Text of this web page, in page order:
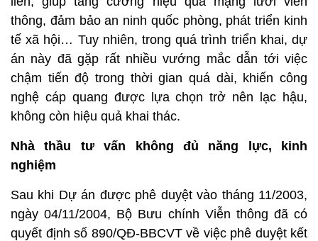
thông, đảm bảo an ninh quốc phòng, phát triển kinh
tế xã hội… Tuy nhiên, trong quá trình triển khai, dự
án này đã gặp rất nhiều vướng mắc dẫn tới việc
chậm tiến độ trong thời gian quá dài, khiến công
nghệ cáp quang được lựa chọn trở nên lạc hậu,
không còn hiệu quả khai thác.
Nhà thầu tư vấn không đủ năng lực, kinh
nghiệm
Sau khi Dự án được phê duyệt vào tháng 11/2003,
ngày 04/11/2004, Bộ Bưu chính Viễn thông đã có
quyết định số 890/QĐ-BBCVT về việc phê duyệt kết